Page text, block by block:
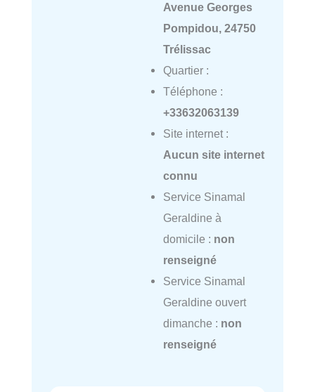
Avenue Georges
Pompidou, 24750
Trélissac
Quartier :
Téléphone :
+33632063139
Site internet :
Aucun site internet
connu
Service Sinamal
Geraldine à
domicile : non
renseigné
Service Sinamal
Geraldine ouvert
dimanche : non
renseigné